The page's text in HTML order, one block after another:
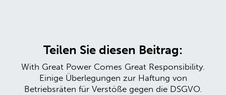
Teilen Sie diesen Beitrag:
With Great Power Comes Great Responsibility.
Einige Überlegungen zur Haftung von
Betriebsräten für Verstöße gegen die DSGVO.